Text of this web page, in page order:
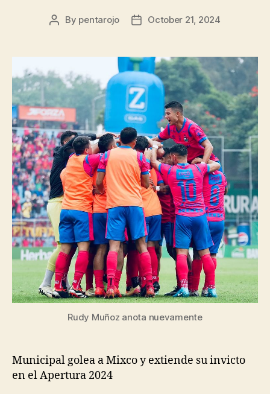
Post
By pentarojo
PostOctober 21, 2024
Rudy Muñoz anota nuevamente
Municipal golea a Mixco y extiende su invicto
en el Apertura 2024